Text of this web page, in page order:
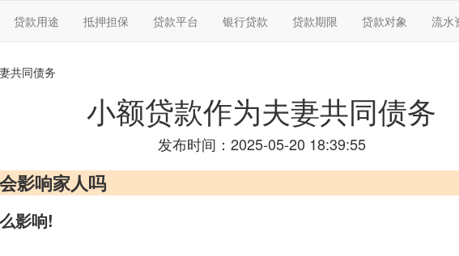
贷款用途 抵押担保 贷款平台 银行贷款 贷款期限 贷款对象 流水
共同债务
小额贷款作为夫妻共同债务
发布时间：2025-05-20 18:39:55
影响家人吗
影响!